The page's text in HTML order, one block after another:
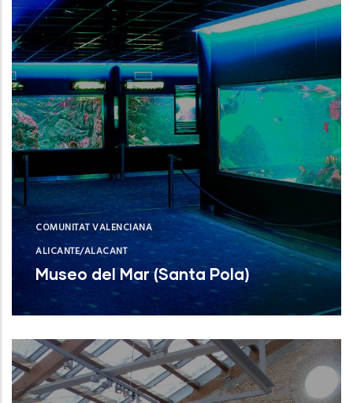
COMUNITAT VALENCIANA
ALICANTE/ALACANT
Museo del Mar (Santa Pola)
Museo del Mar (Santa Pola)NUEVO